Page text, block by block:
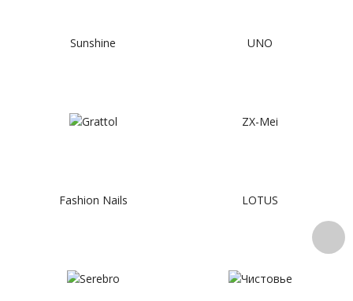
Sunshine UNO
ZX-Mei
Fashion Nails LOTUS